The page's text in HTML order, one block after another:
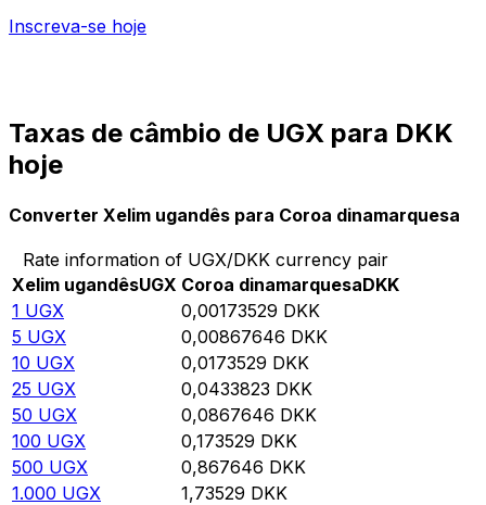
Inscreva-se hoje
Taxas de câmbio de UGX para DKK
hoje
Converter Xelim ugandês para Coroa dinamarquesa
Rate information of UGX/DKK currency pair
Xelim ugandêsUGX Coroa dinamarquesaDKK
1 UGX 0,00173529 DKK
5 UGX 0,00867646 DKK
10 UGX 0,0173529 DKK
25 UGX 0,0433823 DKK
50 UGX 0,0867646 DKK
100 UGX 0,173529 DKK
500 UGX 0,867646 DKK
1.000 UGX 1,73529 DKK